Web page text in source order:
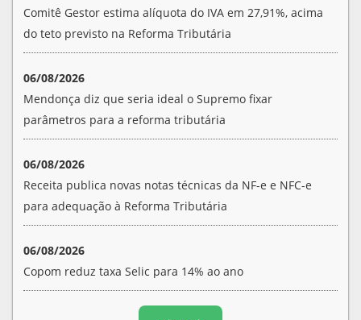
Comitê Gestor estima alíquota do IVA em 27,91%, acima
do teto previsto na Reforma Tributária
06/08/2026
Mendonça diz que seria ideal o Supremo fixar
parâmetros para a reforma tributária
06/08/2026
Receita publica novas notas técnicas da NF-e e NFC-e
para adequação à Reforma Tributária
06/08/2026
Copom reduz taxa Selic para 14% ao ano